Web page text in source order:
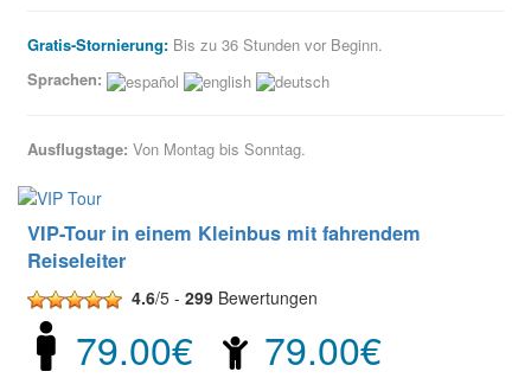
Gratis-Stornierung: Bis zu 36 Stunden vor Beginn.
Sprachen:
Ausflugstage: Von Montag bis Sonntag.
VIP-Tour in einem Kleinbus mit fahrendem
Reiseleiter
4.6/5 -299 Bewertungen
79.00€ 79.00€